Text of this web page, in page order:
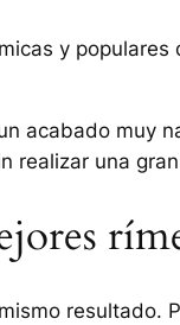
y
acabado muy
realizar una
resultado.